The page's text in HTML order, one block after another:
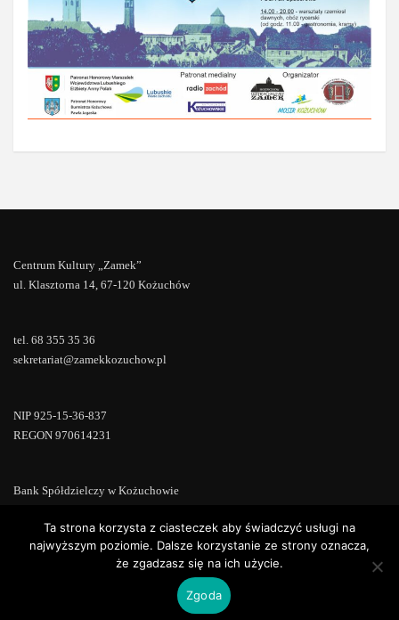
Centrum Kultury „Zamek”
ul. Klasztorna 14, 67-120 Kożuchów
tel. 68 355 35 36
sekretariat@zamekkozuchow.pl
NIP 925-15-36-837
REGON 970614231
Bank Spółdzielczy w Kożuchowie
WordPress |ConsultStreet theme by
Ta strona korzysta z ciasteczek aby świadczyć usługi na
najwyższym poziomie. Dalsze korzystanie ze strony oznacza,
że zgadzasz się na ich użycie.
Zgoda